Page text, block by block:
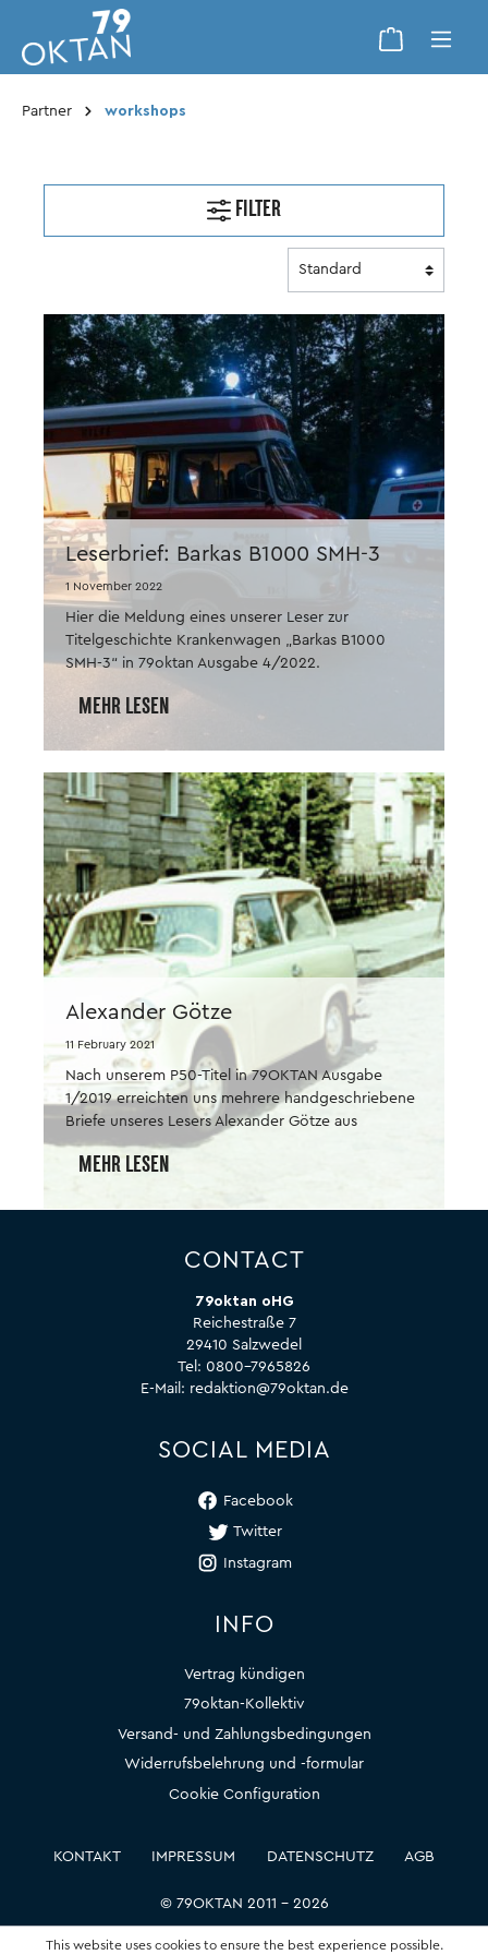
Partner workshops
FILTER
Leserbrief: Barkas B1000 SMH-3
1 November 2022
Hier die Meldung eines unserer Leser zur
Titelgeschichte Krankenwagen „Barkas B1000
SMH-3“ in 79oktan Ausgabe 4/2022.
MEHR LESEN
Alexander Götze
11 February 2021
Nach unserem P50-Titel in 79OKTAN Ausgabe
1/2019 erreichten uns mehrere handgeschriebene
Briefe unseres Lesers Alexander Götze aus
Eberswalde, der uns obendrein mehrere Fotos
mitschickte. Einen kleinen Ausschnitt aus diesen
auf diesen Seiten gern zugänglich machen. Das
MEHR LESEN
CONTACT
79oktan oHG
Reichestraße 7
29410 Salzwedel
Tel: 0800-7965826
E-Mail: redaktion@79oktan.de
SOCIAL MEDIA
Facebook
Twitter
Instagram
INFO
Vertrag kündigen
79oktan-Kollektiv
Versand- und Zahlungsbedingungen
Widerrufsbelehrung und -formular
Cookie Configuration
© 79OKTAN 2011 – 2026
KONTAKT IMPRESSUM DATENSCHUTZ AGB
This website uses cookies to ensure the best experience possible.